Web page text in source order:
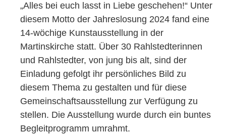
„Alles bei euch lasst in Liebe geschehen!“ Unter
diesem Motto der Jahreslosung 2024 fand eine
14-wöchige Kunstausstellung in der
Martinskirche statt. Über 30 Rahlstedterinnen
und Rahlstedter, von jung bis alt, sind der
Einladung gefolgt ihr persönliches Bild zu
diesem Thema zu gestalten und für diese
Gemeinschaftsausstellung zur Verfügung zu
stellen. Die Ausstellung wurde durch ein buntes
Begleitprogramm umrahmt.